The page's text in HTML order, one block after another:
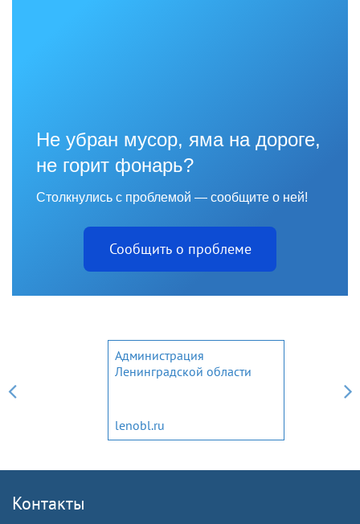
Не убран мусор, яма на дороге,
не горит фонарь?
Столкнулись с проблемой — сообщите о ней!
Сообщить о проблеме
Администрация
Ленинградской области
lenobl.ru
Контакты